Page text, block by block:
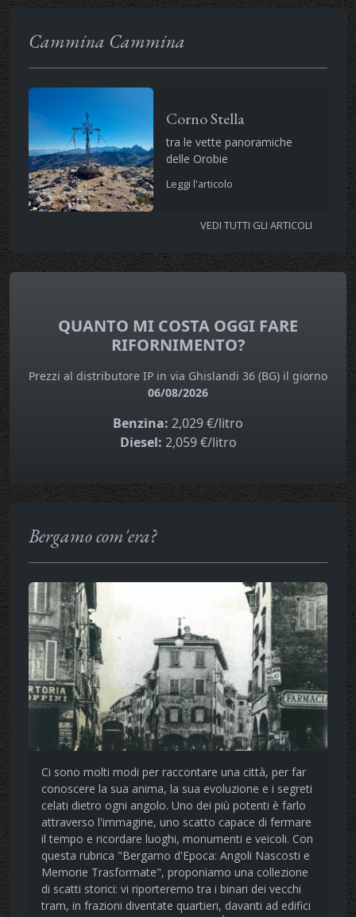
Cammina Cammina
Corno Stella
tra le vette panoramiche
delle Orobie
Leggi l'articolo
VEDI TUTTI GLI ARTICOLI
QUANTO MI COSTA OGGI FARE
RIFORNIMENTO?
Prezzi al distributore IP in via Ghislandi 36 (BG) il giorno
06/08/2026
Benzina: 2,029 €/litro
Diesel: 2,059 €/litro
Bergamo com'era?
Ci sono molti modi per raccontare una città, per far
conoscere la sua anima, la sua evoluzione e i segreti
celati dietro ogni angolo. Uno dei più potenti è farlo
attraverso l'immagine, uno scatto capace di fermare
il tempo e ricordare luoghi, monumenti e veicoli. Con
questa rubrica "Bergamo d'Epoca: Angoli Nascosti e
Memorie Trasformate", proponiamo una collezione
di scatti storici: vi riporteremo tra i binari dei vecchi
tram, in frazioni diventate quartieri, davanti ad edifici